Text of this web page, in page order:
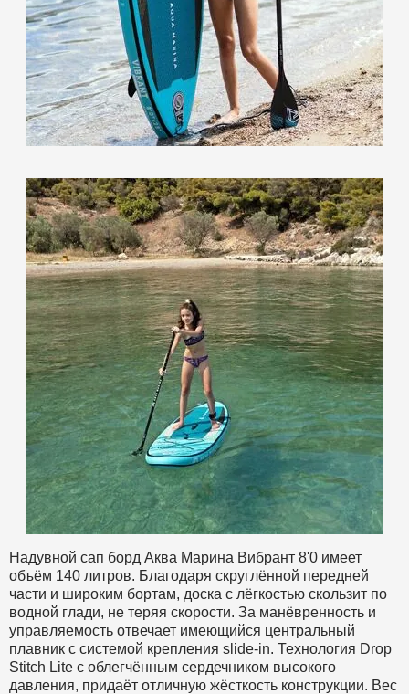
Надувной сап борд Аква Марина Вибрант 8'0 имеет
объём 140 литров. Благодаря скруглённой передней
части и широким бортам, доска с лёгкостью скользит по
водной глади, не теряя скорости. За манёвренность и
управляемость отвечает имеющийся центральный
плавник с системой крепления slide-in. Технология Drop
Stitch Lite с облегчённым сердечником высокого
давления, придаёт отличную жёсткость конструкции. Вес